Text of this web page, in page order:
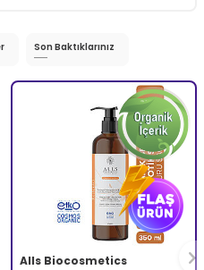
Son Baktıklarınız
Alls Biocosmetics